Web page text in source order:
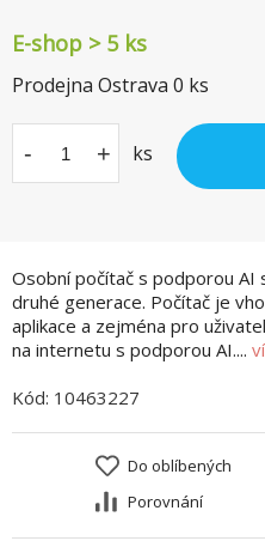
Osobní počítač s podporou
druhé generace. Počítač je
aplikace a zejména pro
na internetu s podporou AI....
E-shop > 5 ks
Prodejna Ostrava 0 ks
- + ks
Kód: 10463227
Do oblíbených
Porovnání